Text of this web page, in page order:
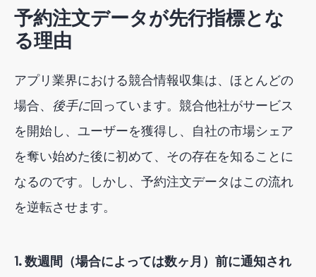
予約注文データが先行指標とな
る理由
アプリ業界における競合情報収集は、ほとんどの
場合、 後手に回っています。競合他社がサービス
を開始し、ユーザーを獲得し、自社の市場シェア
を奪い始めた後に初めて、その存在を知ることに
なるのです。しかし、予約注文データはこの流れ
を逆転させます。
1. 数週間（場合によっては数ヶ月）前に通知され